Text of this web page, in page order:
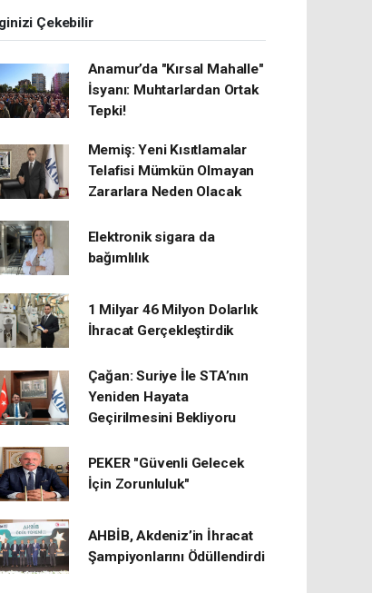
Çekebilir
Anamur’da "Kırsal Mahalle"
İsyanı: Muhtarlardan Ortak
Tepki!
Memiş: Yeni Kısıtlamalar
Telafisi Mümkün Olmayan
Zararlara Neden Olacak
Elektronik sigara da
bağımlılık
1 Milyar 46 Milyon Dolarlık
İhracat Gerçekleştirdik
Çağan: Suriye İle STA’nın
Yeniden Hayata
Geçirilmesini Bekliyoru
PEKER "Güvenli Gelecek
İçin Zorunluluk"
AHBİB, Akdeniz’in İhracat
Şampiyonlarını Ödüllendirdi